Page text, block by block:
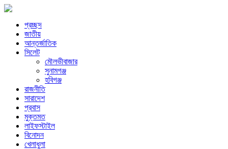
প্রচ্ছদ
জাতীয়
আন্তর্জাতিক
সিলেট
মৌলভীবাজার
সুনামগঞ্জ
হবিগঞ্জ
রাজনীতি
সারাদেশ
প্রবাস
মুক্তমত
লাইফস্টাইল
বিনোদন
খেলাধুলা